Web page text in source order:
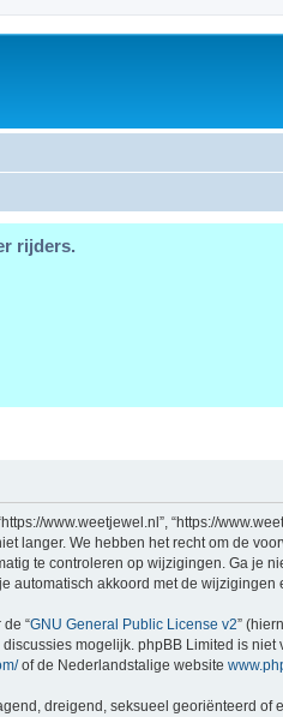
rijders.
www.weetjewel.nl”, “https://
langer. We hebben het recht om de
te controleren op wijzigingen. Ga je
automatisch akkoord met de
“GNU General Public License v2”
mogelijk. phpBB Limited is
of de Nederlandstalige website
dreigend, seksueel georiënteerd